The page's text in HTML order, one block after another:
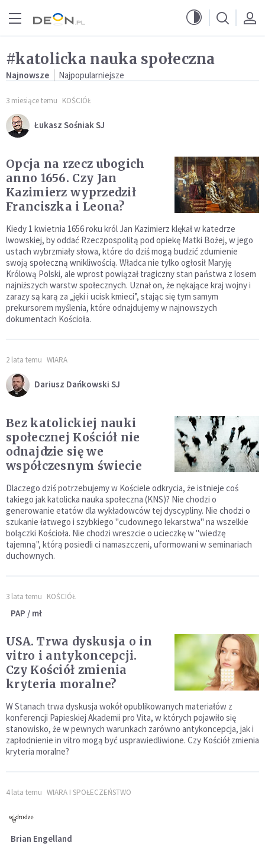
#katolicka nauka społeczna
Najnowsze Najpopularniejsze
3 miesiące temu KOŚCIÓŁ
Łukasz Sośniak SJ
Opcja na rzecz ubogich
anno 1656. Czy Jan
Kazimierz wyprzedził
Franciszka i Leona?
Kiedy 1 kwietnia 1656 roku król Jan Kazimierz klękał w katedrze
lwowskiej, by oddać Rzeczpospolitą pod opiekę Matki Bożej, w jego
ustach wybrzmiały słowa, które do dziś mogą budzić zdumienie
swoją społeczną wnikliwością. Władca nie tylko ogłosił Maryję
Królową Polski, ale wprost powiązał tragiczny stan państwa z losem
najniższych warstw społecznych. Uznał on, że nękające kraj wojny i
zarazy są karą za „jęki i ucisk kmieci”, stając się tym samym
prekursorem myślenia, które odnajdujemy w najnowszych
dokumentach Kościoła.
2 lata temu WIARA
Dariusz Dańkowski SJ
Bez katolickiej nauki
społecznej Kościół nie
odnajdzie się we
współczesnym świecie
Dlaczego dziś potrzebujemy w Kościele odkrycia, że istnieje coś
takiego jak katolicka nauka społeczna (KNS)? Nie chodzi o
generowanie etatów dla wykładowców tej dyscypliny. Nie chodzi o
szukanie łatwego i szybkiego "cudownego lekarstwa" na wszelkie
bolączki Kościoła. Nie chodzi wreszcie o ucieczkę w "wiedzę
tajemną", którą posiedli ci namaszczeni, uformowani w seminariach
duchownych.
3 lata temu KOŚCIÓŁ
PAP / mł
USA. Trwa dyskusja o in
vitro i antykoncepcji.
Czy Kościół zmienia
kryteria moralne?
W Stanach trwa dyskusja wokół opublikowanych materiałów z
konferencji Papieskiej Akademii pro Vita, w których pojawiło się
stanowisko, że w pewnych warunkach zarówno antykoncepcja, jak i
zapłodnienie in vitro mogą być usprawiedliwione. Czy Kościół zmienia
kryteria moralne?
4 lata temu WIARA I SPOŁECZEŃSTWO
Brian Engelland